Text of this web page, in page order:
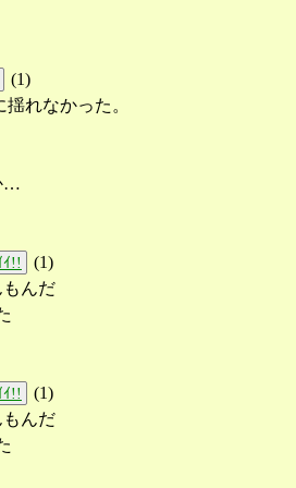
(1)
れなかった。
…
!! (1)
んだ
!! (1)
んだ